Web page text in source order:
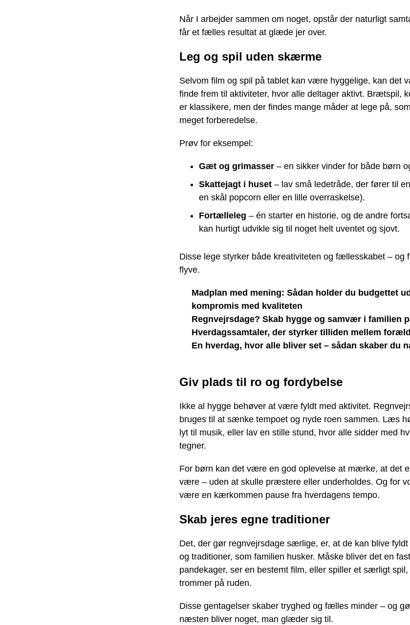
Når I arbejder sammen om noget, opstår der naturligt
får et fælles resultat at glæde jer over.
Leg og spil uden skærme
Selvom film og spil på tablet kan være hyggelige, kan det
finde frem til aktiviteter, hvor alle deltager aktivt. Brætspil,
er klassikere, men der findes mange måder at lege på,
meget forberedelse.
Prøv for eksempel:
Gæt og grimasser – en sikker vinder for både børn
Skattejagt i huset – lav små ledetråde, der fører til
en skål popcorn eller en lille overraskelse).
Fortælleleg – én starter en historie, og de andre
kan hurtigt udvikle sig til noget helt uventet og sjovt.
Disse lege styrker både kreativiteten og fællesskabet – og
flyve.
Madplan med mening: Sådan holder du budgettet
kompromis med kvaliteten
Regnvejrsdage? Skab hygge og samvær i familien
Hverdagssamtaler, der styrker tilliden mellem
En hverdag, hvor alle bliver set – sådan skaber du
Giv plads til ro og fordybelse
Ikke al hygge behøver at være fyldt med aktivitet.
bruges til at sænke tempoet og nyde roen sammen. Læs
lyt til musik, eller lav en stille stund, hvor alle sidder med
tegner.
For børn kan det være en god oplevelse at mærke, at det
være – uden at skulle præstere eller underholdes. Og for
være en kærkommen pause fra hverdagens tempo.
Skab jeres egne traditioner
Det, der gør regnvejrsdage særlige, er, at de kan blive
og traditioner, som familien husker. Måske bliver det en
pandekager, ser en bestemt film, eller spiller et særligt spil,
trommer på ruden.
Disse gentagelser skaber tryghed og fælles minder – og
næsten bliver noget, man glæder sig til.